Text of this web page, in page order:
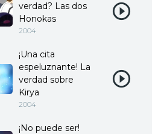
verdad? Las dos
Honokas
2004
¡Una cita
espeluznante! La
verdad sobre
Kirya
2004
¡No puede ser!